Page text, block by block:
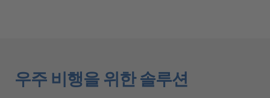
우주 비행을 위한 솔루션